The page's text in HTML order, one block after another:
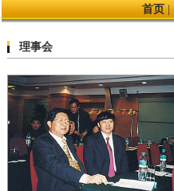
首页|
理事会